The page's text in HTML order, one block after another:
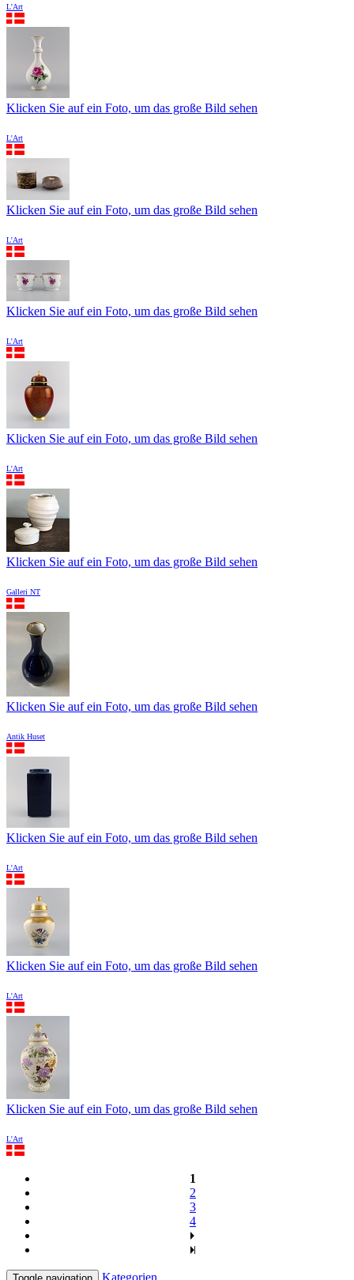
L'Art
Klicken Sie auf ein Foto, um das große Bild sehen
L'Art
Klicken Sie auf ein Foto, um das große Bild sehen
L'Art
Klicken Sie auf ein Foto, um das große Bild sehen
L'Art
Klicken Sie auf ein Foto, um das große Bild sehen
L'Art
Klicken Sie auf ein Foto, um das große Bild sehen
Galleri NT
Klicken Sie auf ein Foto, um das große Bild sehen
Antik Huset
Klicken Sie auf ein Foto, um das große Bild sehen
L'Art
Klicken Sie auf ein Foto, um das große Bild sehen
L'Art
Klicken Sie auf ein Foto, um das große Bild sehen
L'Art
1
2
3
4
Kategorien